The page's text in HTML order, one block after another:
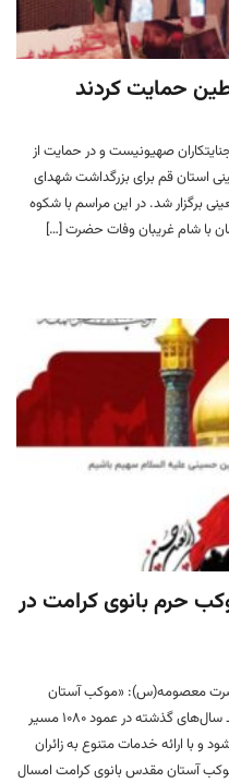
حمایت کردند
صهیونیست و در حمایت از
استان قم برای بزرگداشت شهدای
برگزار شد. در این مراسم با شکوه
حرم بانوی کرامت در
معصومه(س): «موکب آستان
مقدس حضرت معصومه(س) در اربعین» مانند سال‌های گذشته در عمود ۱۰۸۰ مسیر
و با ارائه خدمات متنوع به زائران
آستان مقدس بانوی کرامت امسال